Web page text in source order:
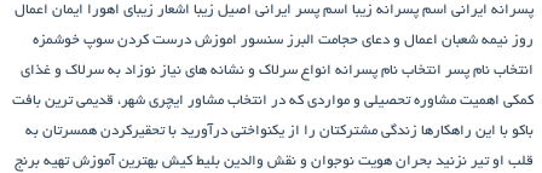
پسرانه ایرانی اسم پسرانه زیبا اسم پسر ایرانی اصیل زیبا اشعار زیبای اهورا ایمان اعمال
روز نیمه شعبان اعمال و دعای حجامت البرز سنسور اموزش درست کردن سوپ خوشمزه
انتخاب نام پسر انتخاب نام پسرانه انواع سرلاک و نشانه های نیاز نوزاد به سرلاک و غذای
کمکی اهمیت مشاوره تحصیلی و مواردی که در انتخاب مشاور ایچری شهر، قدیمی ترین بافت
باکو با این راهکارها زندگی مشترکتان را از یکنواختی درآورید با تحقیرکردن همسرتان به
قلب او تیر نزنید بحران هویت نوجوان و نقش والدین بلیط کیش بهترین آموزش تهیه برنج